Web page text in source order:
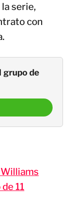
serie,
con
grupo de
11